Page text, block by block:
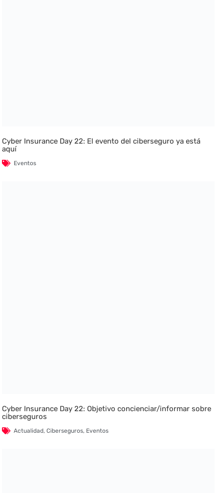
Cyber Insurance Day 22: El evento del ciberseguro ya está
aquí
Eventos
Cyber Insurance Day 22: Objetivo concienciar/informar sobre
ciberseguros
Actualidad,Ciberseguros, Eventos